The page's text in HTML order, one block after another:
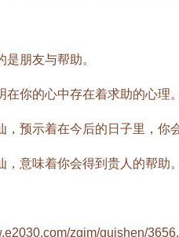
朋友与帮助。
你的心中存在着求助的心理。
示着在今后的日子里，你会
意味着你会得到贵人的帮助。
zgjm/guishen/